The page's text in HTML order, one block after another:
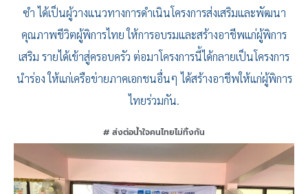
ซำ ได้เป็นผู้วางแนวทางการดำเนินโครงการส่งเสริมและพัฒนา
คุณภาพชีวิตผู้พิการไทย ให้การอบรมและสร้างอาชีพแก่ผู้พิการ
เสริม รายได้เข้าสู่ครอบครัว ต่อมาโครงการนี้ได้กลายเป็นโครงการ
นำร่อง ให้แก่เครือข่ายภาคเอกชนอื่นๆ ได้สร้างอาชีพให้แก่ผู้พิการ
ไทยร่วมกัน.
# ส่งต่อน้ำใจคนไทยไม่ทิ้งกัน